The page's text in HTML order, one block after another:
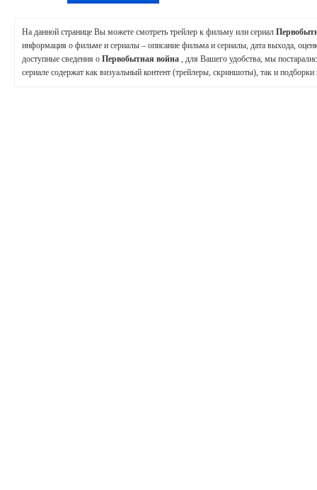
На данной странице Вы можете смотреть трейлер к фильму или сериал
информация о фильме и сериалы – описание фильма и сериалы, дата выхода,
доступные сведения о Первобытная война , для Вашего удобства, мы
сериале содержат как визуальный контент (трейлеры, скриншоты), так и подборки